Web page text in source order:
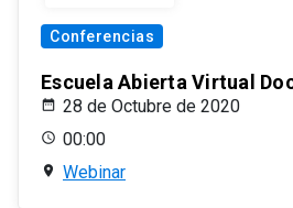
Conferencias
Escuela Abierta Virtual
28 de Octubre de 2020
00:00
Webinar